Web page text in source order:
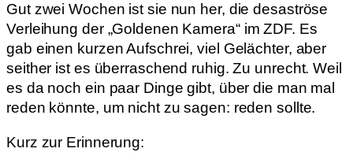
Gut zwei Wochen ist sie nun her, die desaströse
Verleihung der „Goldenen Kamera“ im ZDF. Es
gab einen kurzen Aufschrei, viel Gelächter, aber
seither ist es überraschend ruhig. Zu unrecht. Weil
es da noch ein paar Dinge gibt, über die man mal
reden könnte, um nicht zu sagen: reden sollte.
Kurz zur Erinnerung: